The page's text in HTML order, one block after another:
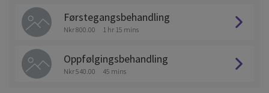
Førstegangsbehandling
Nkr 800.00 1 hr 15 mins
Oppfølgingsbehandling
Nkr 540.00 45 mins